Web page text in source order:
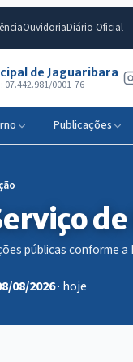
OuvidoriaDiário Oficial
de Jaguaribara
07.442.981/0001-76
Publicações
públicas conforme a
08/2026· hoje